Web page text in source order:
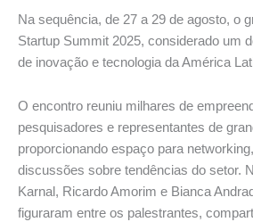
Na sequência, de 27 a 29 de agosto, o
Startup Summit 2025, considerado um
de inovação e tecnologia da América
O encontro reuniu milhares de
pesquisadores e representantes de
proporcionando espaço para
discussões sobre tendências do setor.
Karnal, Ricardo Amorim e Bianca
figuraram entre os palestrantes,